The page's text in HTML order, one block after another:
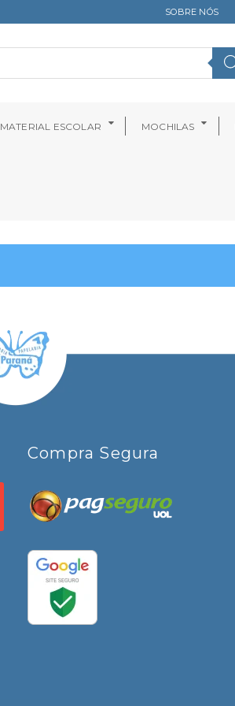
SOBRE NÓS
MATERIAL ESCOLAR MOCHILAS
Compra Segura